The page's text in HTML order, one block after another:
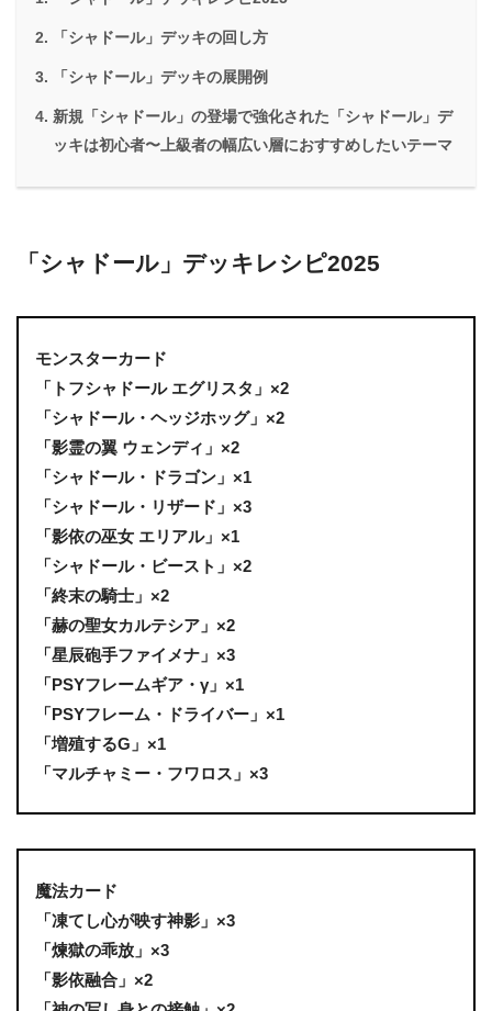
「シャドール」デッキの回し方
「シャドール」デッキの展開例
新規「シャドール」の登場で強化された「シャドール」デ
ッキは初心者〜上級者の幅広い層におすすめしたいテーマ
「シャドール」デッキレシピ2025
モンスターカード
「トフシャドール エグリスタ」×2
「シャドール・ヘッジホッグ」×2
「影霊の翼 ウェンディ」×2
「シャドール・ドラゴン」×1
「シャドール・リザード」×3
「影依の巫女 エリアル」×1
「シャドール・ビースト」×2
「終末の騎士」×2
「赫の聖女カルテシア」×2
「星辰砲手ファイメナ」×3
「PSYフレームギア・γ」×1
「PSYフレーム・ドライバー」×1
「増殖するG」×1
「マルチャミー・フワロス」×3
魔法カード
「凍てし心が映す神影」×3
「煉獄の乖放」×3
「影依融合」×2